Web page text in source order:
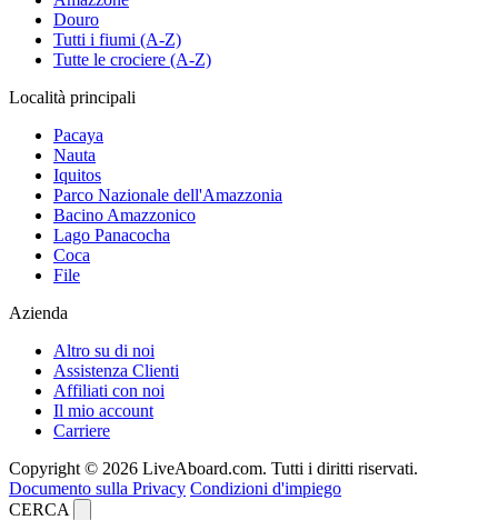
Douro
Tutti i fiumi (A-Z)
Tutte le crociere (A-Z)
Località principali
Pacaya
Nauta
Iquitos
Parco Nazionale dell'Amazzonia
Bacino Amazzonico
Lago Panacocha
Coca
File
Azienda
Altro su di noi
Assistenza Clienti
Affiliati con noi
Il mio account
Carriere
Copyright © 2026 LiveAboard.com. Tutti i diritti riservati.
Documento sulla Privacy Condizioni d'impiego
CERCA